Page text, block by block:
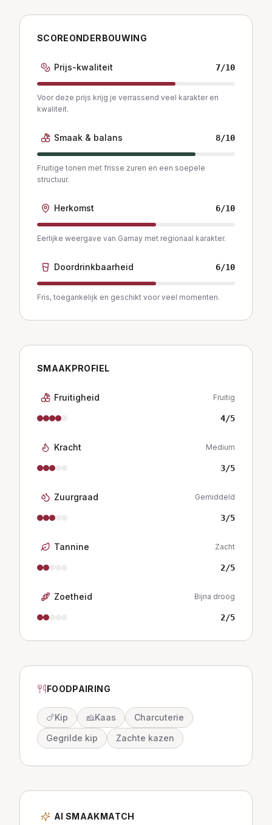
SCOREONDERBOUWING
Prijs-kwaliteit 7/10
Voor deze prijs krijg je verrassend veel karakter en
kwaliteit.
Smaak & balans 8/10
Fruitige tonen met frisse zuren en een soepele
structuur.
Herkomst 6/10
Eerlijke weergave van Gamay met regionaal karakter.
Doordrinkbaarheid 6/10
Fris, toegankelijk en geschikt voor veel momenten.
SMAAKPROFIEL
Fruitigheid Fruitig
4/5
Kracht Medium
3/5
Zuurgraad Gemiddeld
3/5
Tannine Zacht
2/5
Zoetheid Bijna droog
2/5
FOODPAIRING
🍗Kip 🧀Kaas
Charcuterie
Gegrilde kip
Zachte kazen
AI SMAAKMATCH